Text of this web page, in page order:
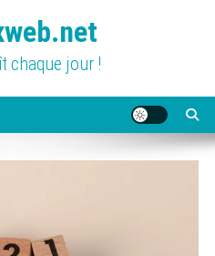
chaque jour !